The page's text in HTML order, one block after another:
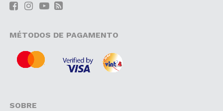
MÉTODOS DE PAGAMENTO
SOBRE